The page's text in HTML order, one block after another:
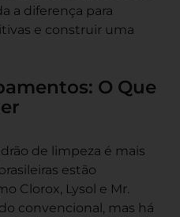
a diferença para
e construir uma
O Que
de limpeza é mais
estão
Clorox, Lysol e Mr.
convencional, mas há